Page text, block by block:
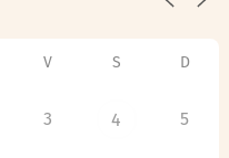
V S D
3 4 5